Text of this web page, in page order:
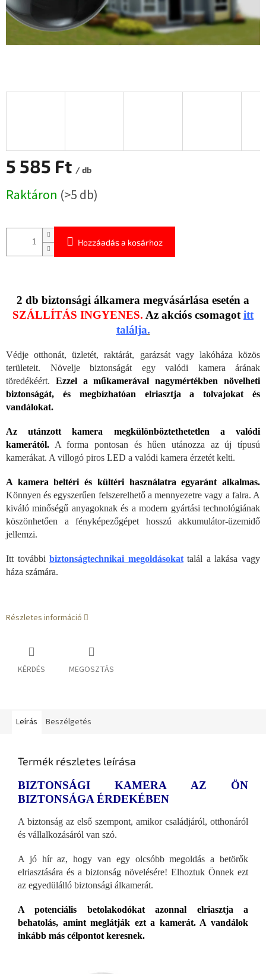
5 585 Ft / db
Raktáron (>5 db)
Hozzáadás a kosárhoz
2 db biztonsági álkamera megvásárlása esetén a
SZÁLLÍTÁS INGYENES. Az akciós csomagotitt
találja.
Védje otthonát, üzletét, raktárát, garázsát vagy lakóháza közös
területeit. Növelje biztonságát egy valódi kamera árának
töredékéért. Ezzel a műkamerával nagymértékben növelheti
biztonságát, és megbízhatóan elriasztja a tolvajokat és
vandálokat.
Az utánzott kamera megkülönböztethetetlen a valódi
kamerától. A forma pontosan és hűen utánozza az új típusú
kamerákat. A villogó piros LED a valódi kamera érzetét kelti.
A kamera beltéri és kültéri használatra egyaránt alkalmas.
Könnyen és egyszerűen felszerelhető a mennyezetre vagy a falra. A
kiváló minőségű anyagoknak és a modern gyártási technológiának
köszönhetően a fényképezőgépet hosszú akkumulátor-üzemidő
jellemzi.
Itt továbbibiztonságtechnikai megoldásokattalál a lakása vagy
háza számára.
Részletes információ
KÉRDÉS MEGOSZTÁS
Leírás Beszélgetés
Termék részletes leírása
BIZTONSÁGI KAMERA AZ ÖN
BIZTONSÁGA ÉRDEKÉBEN
A biztonság az első szempont, amikor családjáról, otthonáról
és vállalkozásáról van szó.
A jó hír az, hogy van egy olcsóbb megoldás a betörők
elriasztására és a biztonság növelésére! Elhoztuk Önnek ezt
az egyedülálló biztonsági álkamerát.
A potenciális betolakodókat azonnal elriasztja a
behatolás, amint meglátják ezt a kamerát. A vandálok
inkább más célpontot keresnek.